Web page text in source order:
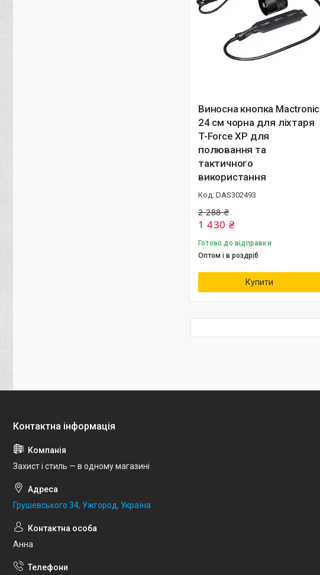
Виносна кнопка Mactronic
24 см чорна для ліхтаря
T-Force XP для
полювання та
тактичного
використання
DAS302493
2 288 ₴
1 430 ₴
Готово до відправки
Оптом і в роздріб
Купити
Захист і стиль — в одному магазині
Грушевського 34, Ужгород, Україна
Анна